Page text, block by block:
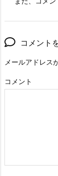
コメント
メールアドレス
コメント